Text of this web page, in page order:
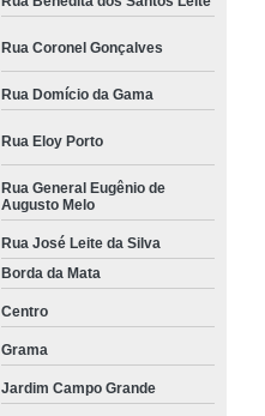
Rua Coronel Gonçalves
Rua Domício da Gama
Rua Eloy Porto
Rua General Eugênio de
Augusto Melo
Rua José Leite da Silva
Borda da Mata
Centro
Grama
Jardim Campo Grande